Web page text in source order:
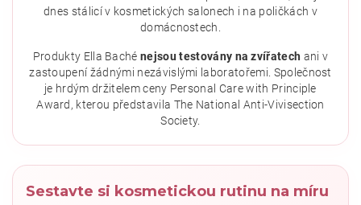
Vložením hodnocení souhlasíte sezásadami ochrany
dnes stálicí v kosmetických salonech i na poličkách v
domácnostech.
Produkty Ella Bachénejsou testovány na zvířatech ani v
zastoupení žádnými nezávislými laboratořemi. Společnost
je hrdým držitelem ceny Personal Care with Principle
Award, kterou představila The National Anti-Vivisection
Society.
Sestavte si kosmetickou rutinu na míru